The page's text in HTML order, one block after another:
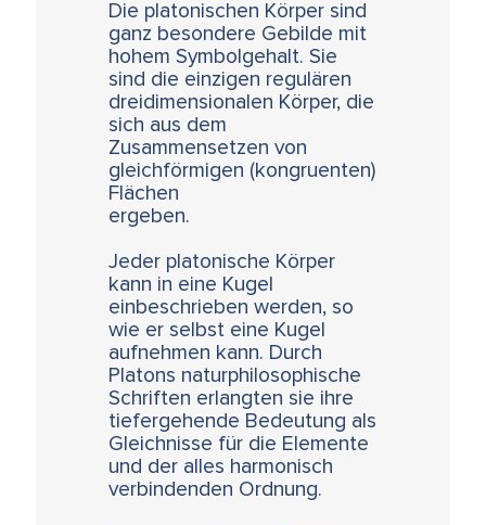
Die platonischen Körper sind
ganz besondere Gebilde mit
hohem Symbolgehalt. Sie
sind die einzigen regulären
dreidimensionalen Körper, die
sich aus dem
Zusammensetzen von
gleichförmigen (kongruenten)
Flächen
ergeben.
Jeder platonische Körper
kann in eine Kugel
einbeschrieben werden, so
wie er selbst eine Kugel
aufnehmen kann. Durch
Platons naturphilosophische
Schriften erlangten sie ihre
tiefergehende Bedeutung als
Gleichnisse für die Elemente
und der alles harmonisch
verbindenden Ordnung.